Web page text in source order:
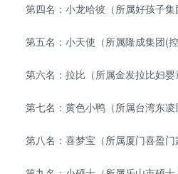
第四名：小龙哈彼（所属好孩子集
第五名：小天使（所属隆成集团(控
第六名：拉比（所属金发拉比妇婴
第七名：黄色小鸭（所属台湾东凌
第八名：喜梦宝（所属厦门喜盈门